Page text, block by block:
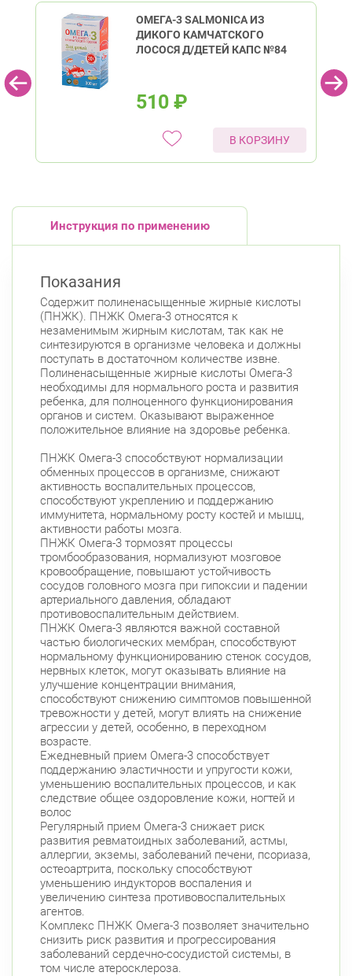
ОМЕГА-3 SALMONICA ИЗ
ДИКОГО КАМЧАТСКОГО
ЛОСОСЯ Д/ДЕТЕЙ КАПС №84
510 ₽
В КОРЗИНУ
Инструкция по применению
Показания
Содержит полиненасыщенные жирные кислоты
(ПНЖК). ПНЖК Омега-3 относятся к
незаменимым жирным кислотам, так как не
синтезируются в организме человека и должны
поступать в достаточном количестве извне.
Полиненасыщенные жирные кислоты Омега-3
необходимы для нормального роста и развития
ребенка, для полноценного функционирования
органов и систем. Оказывают выраженное
положительное влияние на здоровье ребенка.
ПНЖК Омега-3 способствуют нормализации
обменных процессов в организме, снижают
активность воспалительных процессов,
способствуют укреплению и поддержанию
иммунитета, нормальному росту костей и мышц,
активности работы мозга.
ПНЖК Омега-3 тормозят процессы
тромбообразования, нормализуют мозговое
кровообращение, повышают устойчивость
сосудов головного мозга при гипоксии и падении
артериального давления, обладают
противовоспалительным действием.
ПНЖК Омега-3 являются важной составной
частью биологических мембран, способствуют
нормальному функционированию стенок сосудов,
нервных клеток, могут оказывать влияние на
улучшение концентрации внимания,
способствуют снижению симптомов повышенной
тревожности у детей, могут влиять на снижение
агрессии у детей, особенно, в переходном
возрасте.
Ежедневный прием Омега-3 способствует
поддержанию эластичности и упругости кожи,
уменьшению воспалительных процессов, и как
следствие общее оздоровление кожи, ногтей и
волос
Регулярный прием Омега-3 снижает риск
развития ревматоидных заболеваний, астмы,
аллергии, экземы, заболеваний печени, псориаза,
остеоартрита, поскольку способствуют
уменьшению индукторов воспаления и
увеличению синтеза противовоспалительных
агентов.
Комплекс ПНЖК Омега-3 позволяет значительно
снизить риск развития и прогрессирования
заболеваний сердечно-сосудистой системы, в
том числе атеросклероза.